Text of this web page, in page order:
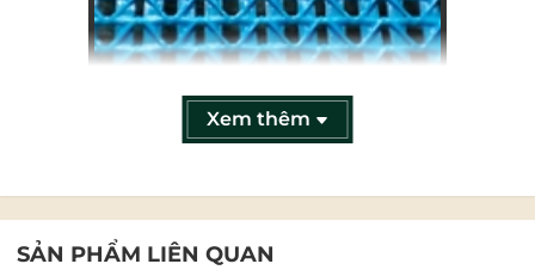
Mắt lưới PVC420D
Xem thêm
SẢN PHẨM LIÊN QUAN